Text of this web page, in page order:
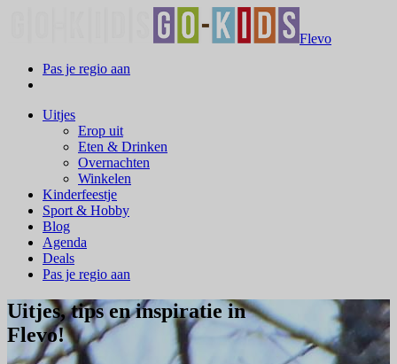
Flevo
Pas je regio aan
Uitjes
Erop uit
Eten & Drinken
Overnachten
Winkelen
Kinderfeestje
Sport & Hobby
Blog
Agenda
Deals
Pas je regio aan
Uitjes, tips en inspiratie in
Flevo!